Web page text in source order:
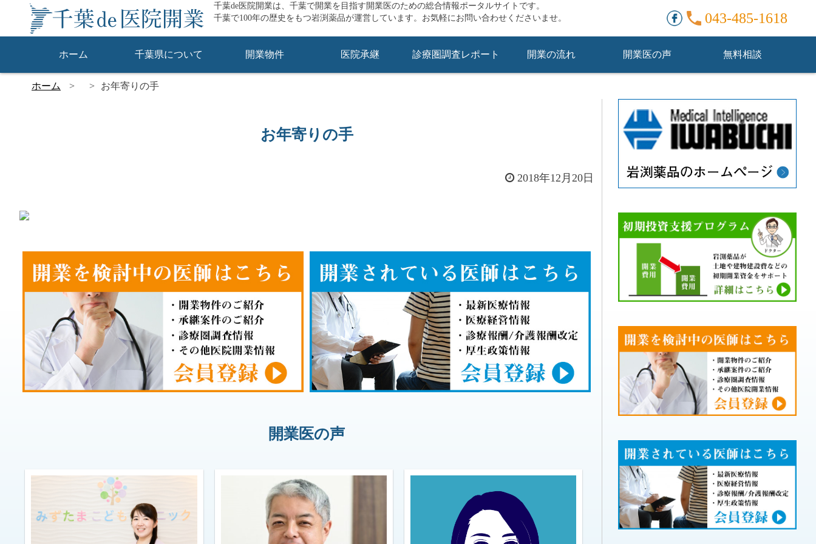
千葉de医院開業は、千葉で開業を目指す開業医のための総合情報ポータルサイトです。
千葉で100年の歴史をもつ岩渕薬品が運営しています。お気軽にお問い合わせくださいませ。
043-485-1618
ホーム 千葉県について 開業物件 医院承継 診療圏調査レポート 開業の流れ 開業医の声 無料相談
ホーム お年寄りの手
お年寄りの手
2018年12月20日
開業医の声